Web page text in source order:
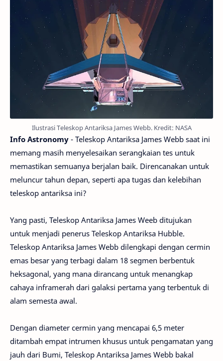
Ilustrasi Teleskop Antariksa James Webb. Kredit: NASA
Info Astronomy - Teleskop Antariksa James Webb saat ini
memang masih menyelesaikan serangkaian tes untuk
memastikan semuanya berjalan baik. Direncanakan untuk
meluncur tahun depan, seperti apa tugas dan kelebihan
teleskop antariksa ini?
Yang pasti, Teleskop Antariksa James Weeb ditujukan
untuk menjadi penerus Teleskop Antariksa Hubble.
Teleskop Antariksa James Webb dilengkapi dengan cermin
emas besar yang terbagi dalam 18 segmen berbentuk
heksagonal, yang mana dirancang untuk menangkap
cahaya inframerah dari galaksi pertama yang terbentuk di
alam semesta awal.
Dengan diameter cermin yang mencapai 6,5 meter
ditambah empat intrumen khusus untuk pengamatan yang
jauh dari Bumi, Teleskop Antariksa James Webb bakal